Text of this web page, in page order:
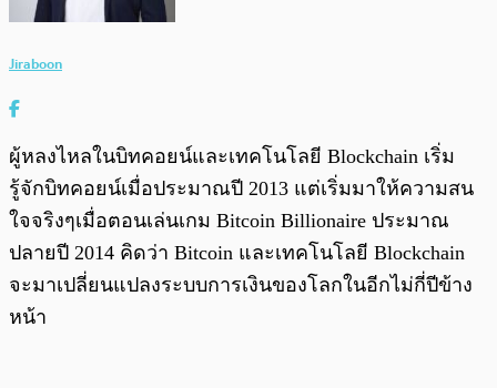
Jiraboon
ผู้หลงไหลในบิทคอยน์และเทคโนโลยี Blockchain เริ่ม
รู้จักบิทคอยน์เมื่อประมาณปี 2013 แต่เริ่มมาให้ความสน
ใจจริงๆเมื่อตอนเล่นเกม Bitcoin Billionaire ประมาณ
ปลายปี 2014 คิดว่า Bitcoin และเทคโนโลยี Blockchain
จะมาเปลี่ยนแปลงระบบการเงินของโลกในอีกไม่กี่ปีข้าง
หน้า